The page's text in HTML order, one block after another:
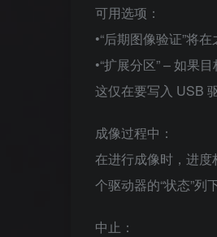
可用选项：
•“后期图像验证”将
•“扩展分区” – 如果
这仅在要写入 USB
成像过程中：
在进行成像时，进
个驱动器的“状态”列
中止：